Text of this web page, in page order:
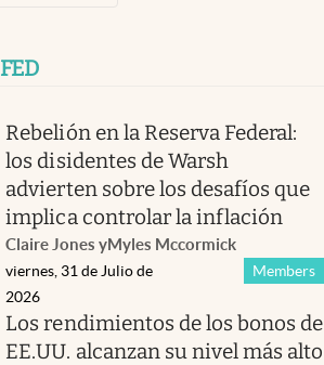
FED
Rebelión en la Reserva Federal:
los disidentes de Warsh
advierten sobre los desafíos que
implica controlar la inflación
Claire Jones yMyles Mccormick
Members
viernes, 31 de Julio de
2026
Los rendimientos de los bonos de
EE.UU. alcanzan su nivel más alto